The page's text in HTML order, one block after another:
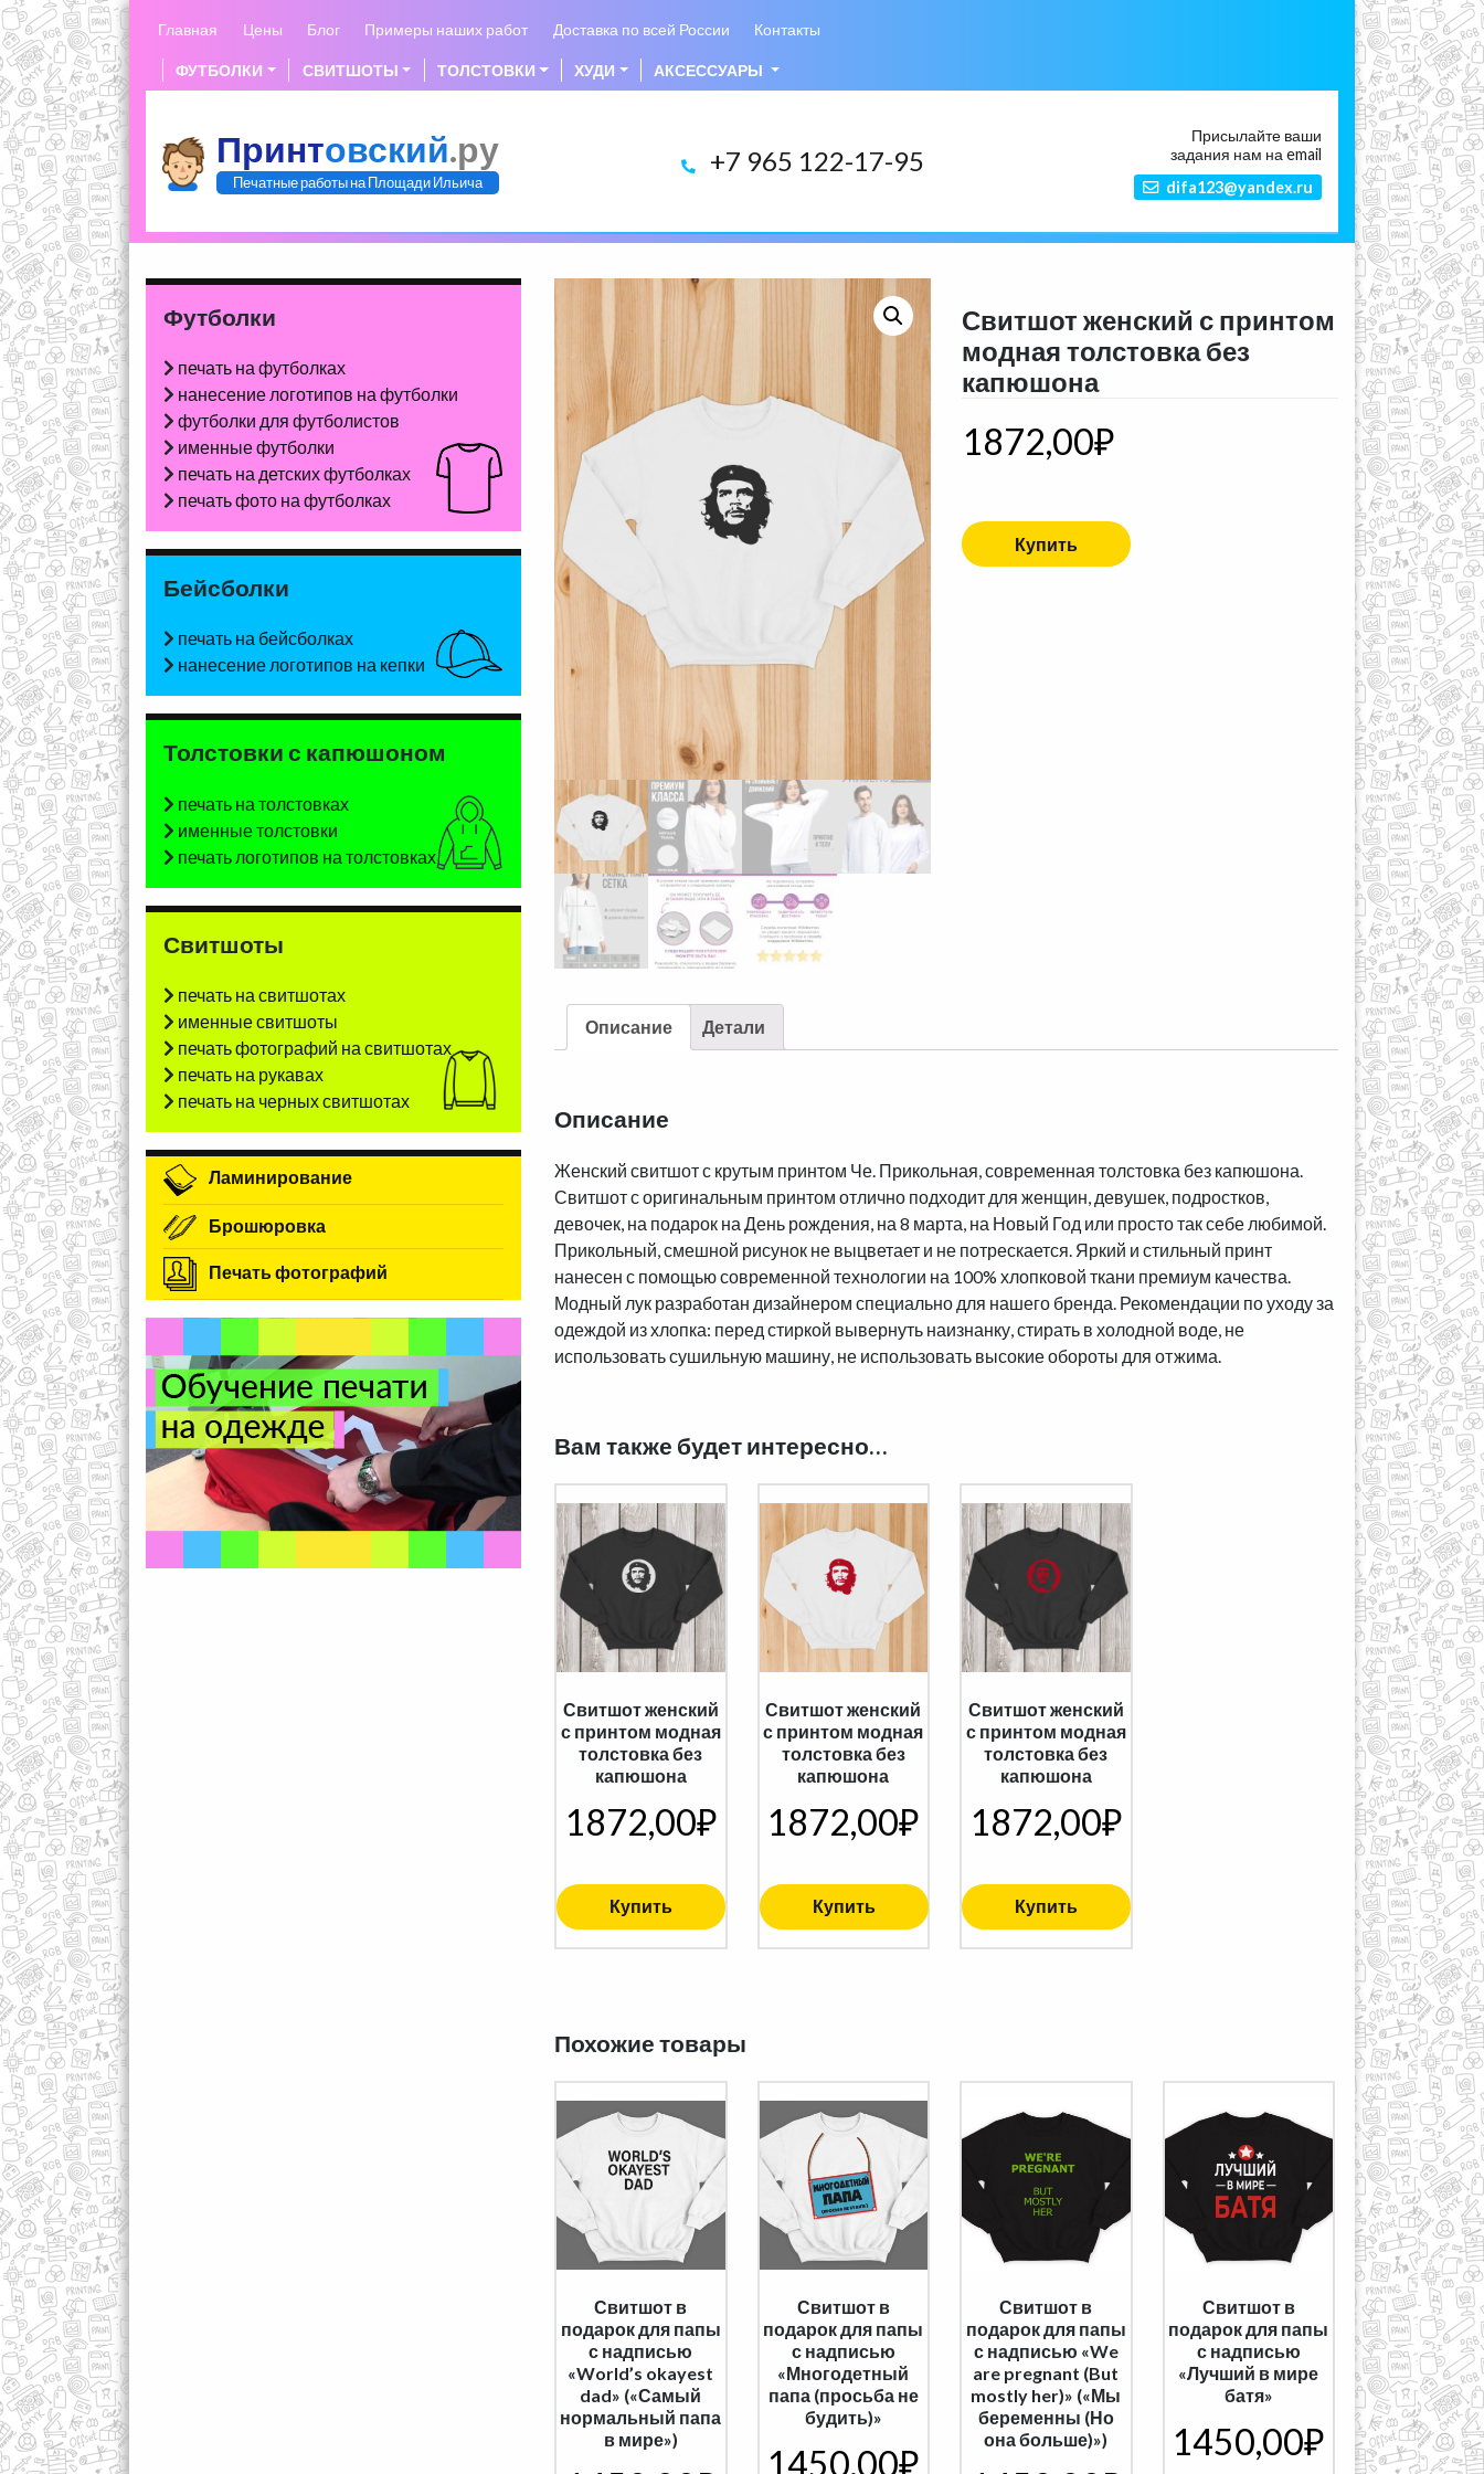
content
Главная Цены Блог Примеры наших работ Доставка по всей России Контакты
ФУТБОЛКИ СВИТШОТЫ ТОЛСТОВКИ ХУДИ АКСЕССУАРЫ
Принтовский.ру
Печатные работы на Площади Ильича
+7 965 122-17-95
Присылайте ваши
задания нам на email
difa123@yandex.ru
Футболки
печать на футболках
нанесение логотипов на футболки
футболки для футболистов
именные футболки
печать на детских футболках
печать фото на футболках
Бейсболки
печать на бейсболках
нанесение логотипов на кепки
Толстовки с капюшоном
печать на толстовках
именные толстовки
печать логотипов на толстовках
Свитшоты
печать на свитшотах
именные свитшоты
печать фотографий на свитшотах
печать на рукавах
печать на черных свитшотах
Ламинирование
Брошюровка
Печать фотографий
Свитшот женский с принтом
модная толстовка без
капюшона
1872,00₽
Купить
Описание Детали
Описание
Женский свитшот с крутым принтом Че. Прикольная, современная толстовка без капюшона.
Свитшот с оригинальным принтом отлично подходит для женщин, девушек, подростков,
девочек, на подарок на День рождения, на 8 марта, на Новый Год или просто так себе любимой.
Прикольный, смешной рисунок не выцветает и не потрескается. Яркий и стильный принт
нанесен с помощью современной технологии на 100% хлопковой ткани премиум качества.
Модный лук разработан дизайнером специально для нашего бренда. Рекомендации по уходу за
одеждой из хлопка: перед стиркой вывернуть наизнанку, стирать в холодной воде, не
использовать сушильную машину, не использовать высокие обороты для отжима.
Вам также будет интересно…
Свитшот женский
с принтом модная
толстовка без
капюшона
1872,00₽
Купить
Свитшот женский
с принтом модная
толстовка без
капюшона
1872,00₽
Купить
Свитшот женский
с принтом модная
толстовка без
капюшона
1872,00₽
Купить
Похожие товары
Свитшот в
подарок для папы
с надписью
«World’s okayest
dad» («Самый
нормальный папа
в мире»)
Свитшот в
подарок для папы
с надписью
«Многодетный
папа (просьба не
будить)»
1450,00₽
Свитшот в
подарок для папы
с надписью «We
are pregnant (But
mostly her)» («Мы
беременны (Но
она больше)»)
Свитшот в
подарок для папы
с надписью
«Лучший в мире
батя»
1450,00₽